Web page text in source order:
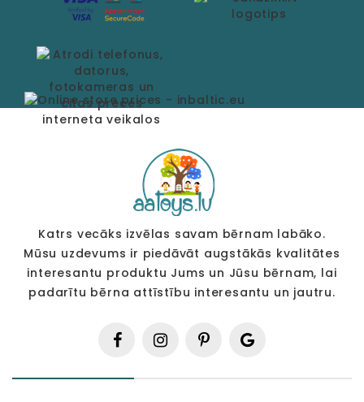
Katrs vecāks izvēlas savam bērnam labāko.
Mūsu uzdevums ir piedāvāt augstākās kvalitātes
interesantu produktu Jums un Jūsu bērnam, lai
padarītu bērna attīstību interesantu un jautru.